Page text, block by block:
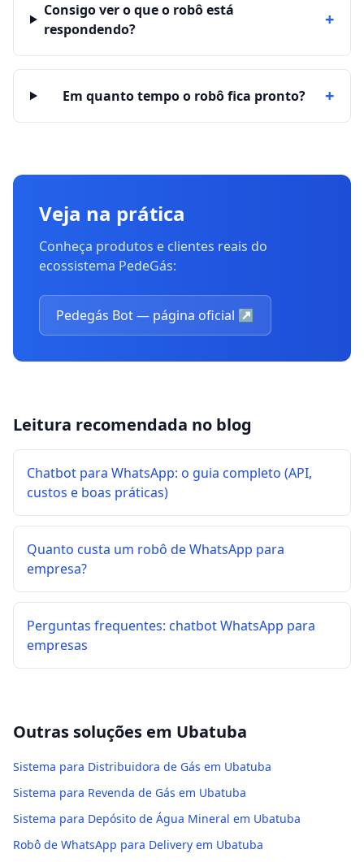
Consigo ver o que o robô está
respondendo?
+
Em quanto tempo o robô fica pronto? +
Veja na prática
Conheça produtos e clientes reais do
ecossistema PedeGás:
Pedegás Bot — página oficial ↗
Leitura recomendada no blog
Chatbot para WhatsApp: o guia completo (API,
custos e boas práticas)
Quanto custa um robô de WhatsApp para
empresa?
Perguntas frequentes: chatbot WhatsApp para
empresas
Outras soluções em Ubatuba
Sistema para Distribuidora de Gás em Ubatuba
Sistema para Revenda de Gás em Ubatuba
Sistema para Depósito de Água Mineral em Ubatuba
Robô de WhatsApp para Delivery em Ubatuba